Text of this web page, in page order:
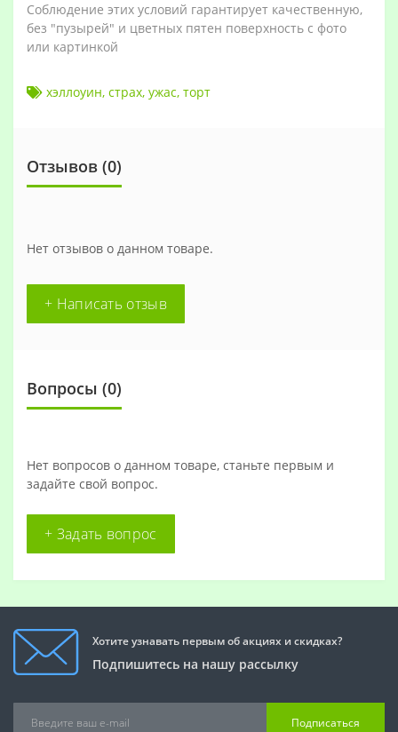
Соблюдение этих условий гарантирует качественную,
без "пузырей" и цветных пятен поверхность с фото
или картинкой
хэллоуин, страх, ужас, торт
Отзывов (0)
Нет отзывов о данном товаре.
+ Написать отзыв
Вопросы (0)
Нет вопросов о данном товаре, станьте первым и
задайте свой вопрос.
+ Задать вопрос
Хотите узнавать первым об акциях и скидках?
Подпишитесь на нашу рассылку
Подписаться